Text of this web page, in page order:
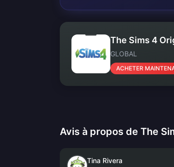
The Sims 4
GLOBAL
ACHETER
Avis à propos de The
Tina Rivera